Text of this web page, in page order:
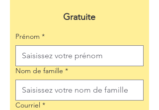
Gratuite
Prénom *
Nom de famille *
Courriel *